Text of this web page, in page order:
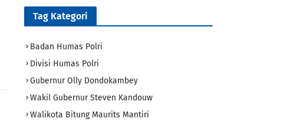
Tag Kategori
Badan Humas Polri
Divisi Humas Polri
Gubernur Olly Dondokambey
Wakil Gubernur Steven Kandouw
Walikota Bitung Maurits Mantiri